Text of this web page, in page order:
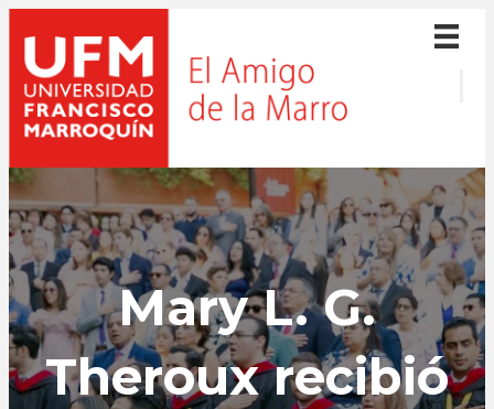
Mary L. G.
Theroux recibió